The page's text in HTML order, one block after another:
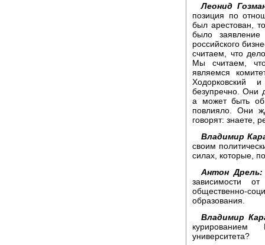
Леонид
позиция по
был арестован,
было
российского
считаем, что
Мы считаем,
являемся
Ходорковский
безупречно. Они
а может быть
повлияло. Они
говорят: знаете,
Владимир
своим
силах, которые,
Антон Дрель:
зависимости
общественно-
образования.
Владимир
курированием
университета?